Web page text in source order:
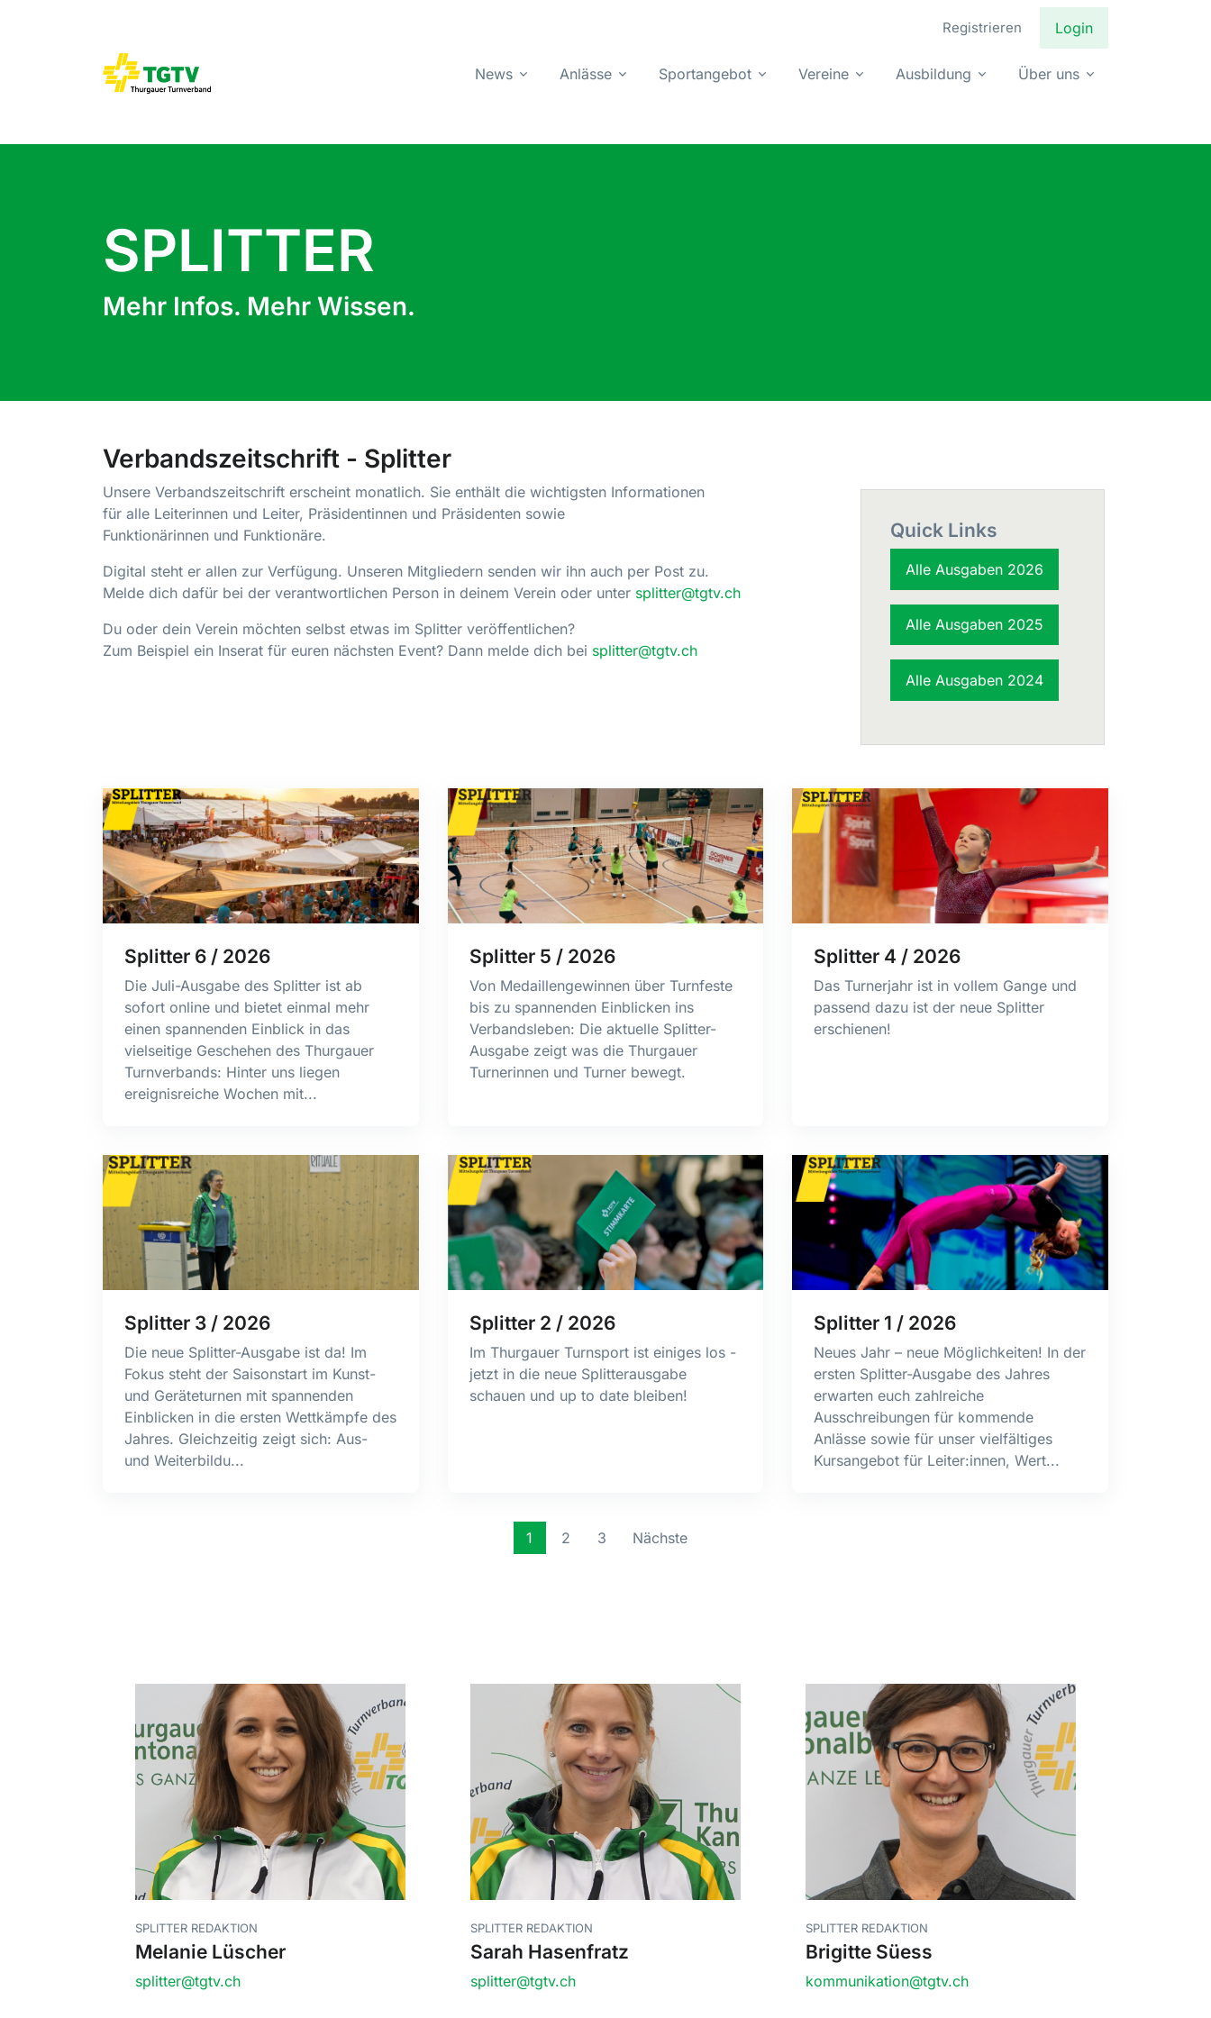
Registrieren Login
News Anlässe Sportangebot Vereine Ausbildung Über uns
SPLITTER
Mehr Infos. Mehr Wissen.
Verbandszeitschrift - Splitter
Unsere Verbandszeitschrift erscheint monatlich. Sie enthält die wichtigsten Informationen
für alle Leiterinnen und Leiter, Präsidentinnen und Präsidenten sowie
Funktionärinnen und Funktionäre.
Digital steht er allen zur Verfügung. Unseren Mitgliedern senden wir ihn auch per Post zu.
Melde dich dafür bei der verantwortlichen Person in deinem Verein oder unter splitter@tgtv.ch
Du oder dein Verein möchten selbst etwas im Splitter veröffentlichen?
Zum Beispiel ein Inserat für euren nächsten Event? Dann melde dich bei splitter@tgtv.ch
Quick Links
Alle Ausgaben 2026
Alle Ausgaben 2025
Alle Ausgaben 2024
Splitter 6 / 2026
Die Juli-Ausgabe des Splitter ist ab
sofort online und bietet einmal mehr
einen spannenden Einblick in das
vielseitige Geschehen des Thurgauer
Turnverbands: Hinter uns liegen
ereignisreiche Wochen mit...
Splitter 5 / 2026
Von Medaillengewinnen über Turnfeste
bis zu spannenden Einblicken ins
Verbandsleben: Die aktuelle Splitter-
Ausgabe zeigt was die Thurgauer
Turnerinnen und Turner bewegt.
Splitter 4 / 2026
Das Turnerjahr ist in vollem Gange und
passend dazu ist der neue Splitter
erschienen!
Splitter 3 / 2026
Die neue Splitter-Ausgabe ist da! Im
Fokus steht der Saisonstart im Kunst-
und Geräteturnen mit spannenden
Einblicken in die ersten Wettkämpfe des
Jahres. Gleichzeitig zeigt sich: Aus-
und Weiterbildu...
Splitter 2 / 2026
Im Thurgauer Turnsport ist einiges los -
jetzt in die neue Splitterausgabe
schauen und up to date bleiben!
Splitter 1 / 2026
Neues Jahr – neue Möglichkeiten! In der
ersten Splitter-Ausgabe des Jahres
erwarten euch zahlreiche
Ausschreibungen für kommende
Anlässe sowie für unser vielfältiges
Kursangebot für Leiter:innen, Wert...
1 2 3 Nächste
SPLITTER REDAKTION
Melanie Lüscher
splitter@tgtv.ch
SPLITTER REDAKTION
Sarah Hasenfratz
splitter@tgtv.ch
SPLITTER REDAKTION
Brigitte Süess
kommunikation@tgtv.ch